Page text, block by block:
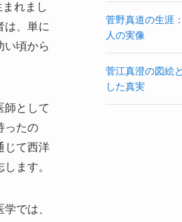
れまし
は、単に
い頃から
師として
ったの
じて西洋
ます。
では、
菅野真道の生涯
人の実像
菅江真澄の図絵
した真実